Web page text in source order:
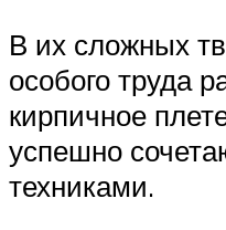
В их сложных
особого труда
кирпичное
успешно
техниками.